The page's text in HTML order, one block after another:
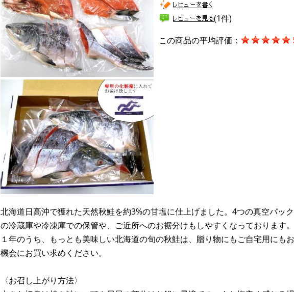
(1件)
この商品の平均評価：
北海道日高沖で獲れた天然秋鮭を約3%の甘塩に仕上げました。4つの真空パッ
の冷蔵庫や冷凍庫での保管や、ご近所へのお裾分けもしやすくなっております。
１年のうち、もっとも美味しい北海道の旬の秋鮭は、贈り物にもご自宅用にも
機会にお買い求めください。
〈お召し上がり方法〉